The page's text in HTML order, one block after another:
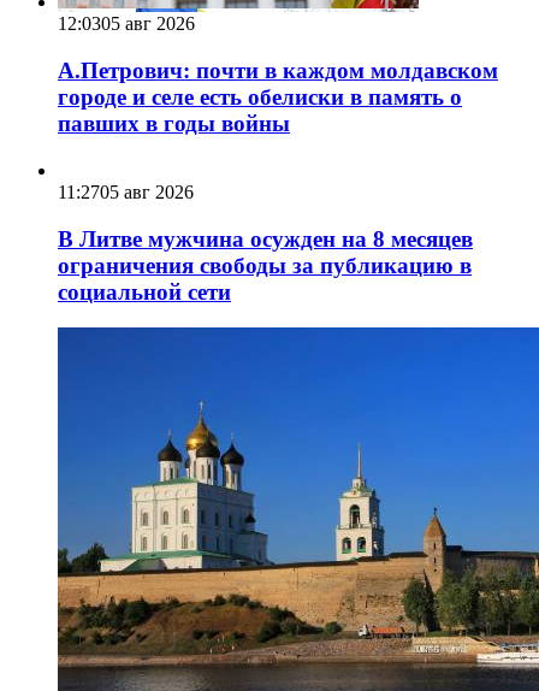
12:0305 авг 2026
А.Петрович: почти в каждом молдавском
городе и селе есть обелиски в память о
павших в годы войны
11:2705 авг 2026
В Литве мужчина осужден на 8 месяцев
ограничения свободы за публикацию в
социальной сети